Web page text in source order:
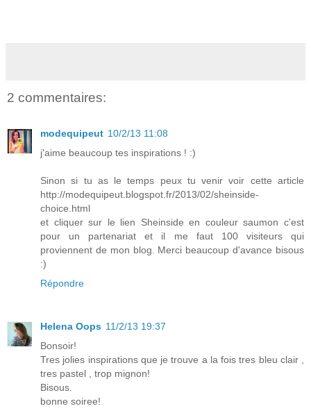
2 commentaires:
modequipeut 10/2/13 11:08
j'aime beaucoup tes inspirations ! :)
Sinon si tu as le temps peux tu venir voir cette article
http://modequipeut.blogspot.fr/2013/02/sheinside-
choice.html
et cliquer sur le lien Sheinside en couleur saumon c'est
pour un partenariat et il me faut 100 visiteurs qui
proviennent de mon blog. Merci beaucoup d'avance bisous
:)
Répondre
Helena Oops 11/2/13 19:37
Bonsoir!
Tres jolies inspirations que je trouve a la fois tres bleu clair ,
tres pastel , trop mignon!
Bisous.
bonne soiree!